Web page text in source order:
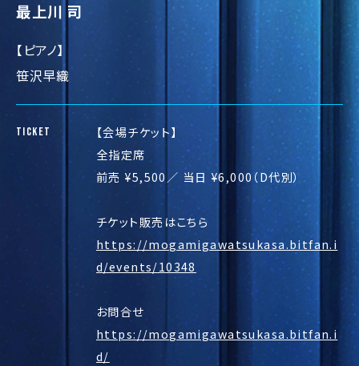
最上川 司
【ピアノ】
笹沢早織
TICKET
【会場チケット】
全指定席
前売 ¥5,500／ 当日 ¥6,000（D代別）
チケット販売はこちら
https://mogamigawatsukasa.bitfan.i
d/events/10348
お問合せ
https://mogamigawatsukasa.bitfan.i
d/